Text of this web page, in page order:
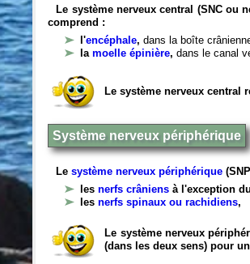
Le système nerveux central (SNC ou
comprend :
l'encéphale,dans la boîte
lamoelle épinière,dans le canal
Le système nerveux central
Système nerveux périphérique
Lesystème nerveux périphérique
lesnerfs crâniens à l'exception du
lesnerfs spinaux ou rachidiens,
Le système nerveux
(dans les deux sens) pour